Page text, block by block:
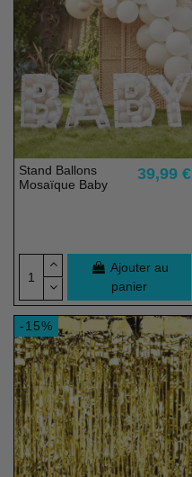
Stand Ballons
Mosaïque Baby
39,99 €
Ajouter au
panier
-15%